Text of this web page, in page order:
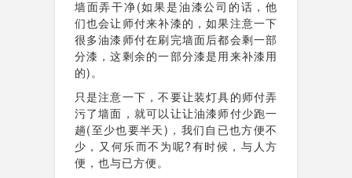
墙面弄干净(如果是油漆公司的话，他
们也会让师付来补漆的，如果注意一下
很多油漆师付在刷完墙面后都会剩一部
分漆，这剩余的一部分漆是用来补漆用
的)。
只是注意一下，不要让装灯具的师付弄
污了墙面，就可以让让油漆师付少跑一
趟(至少也要半天)，我们自已也方便不
少，又何乐而不为呢?有时候，与人方
便，也与已方便。